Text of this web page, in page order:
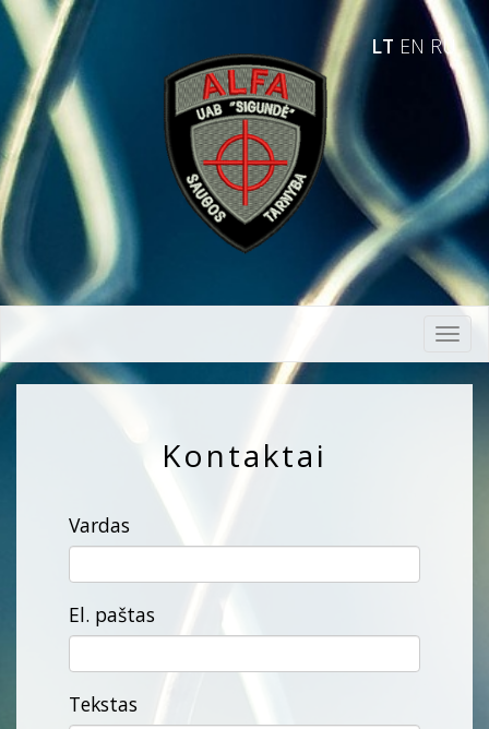
LT EN RU
Kontaktai
Vardas
El. paštas
Tekstas